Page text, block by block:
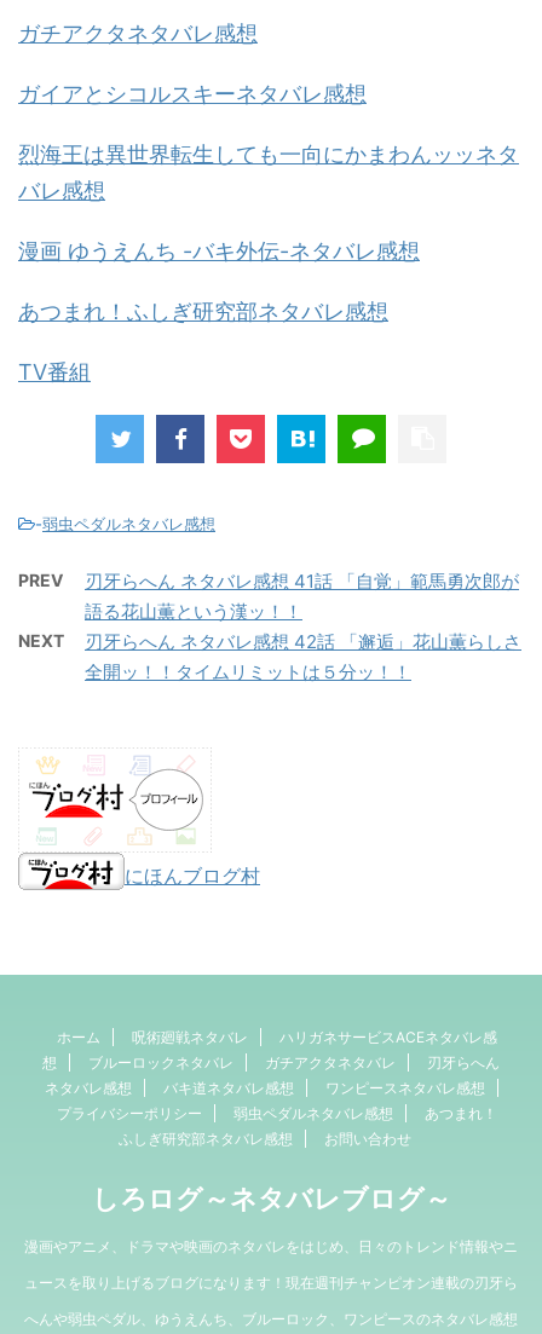
ガチアクタネタバレ感想
ガイアとシコルスキーネタバレ感想
烈海王は異世界転生しても一向にかまわんッッネタ
バレ感想
漫画 ゆうえんち -バキ外伝-ネタバレ感想
あつまれ！ふしぎ研究部ネタバレ感想
TV番組
-弱虫ペダルネタバレ感想
PREV
刃牙らへん ネタバレ感想 41話 「自覚」範馬勇次郎が
語る花山薫という漢ッ！！
NEXT
刃牙らへん ネタバレ感想 42話 「邂逅」花山薫らしさ
全開ッ！！タイムリミットは５分ッ！！
にほんブログ村
ホーム 呪術廻戦ネタバレ
ハリガネサービスACEネタバレ感
想
ブルーロックネタバレ ガチアクタネタバレ
刃牙らへん
ネタバレ感想
バキ道ネタバレ感想
ワンピースネタバレ感想
プライバシーポリシー
弱虫ペダルネタバレ感想
あつまれ！
ふしぎ研究部ネタバレ感想
お問い合わせ
しろログ～ネタバレブログ～
漫画やアニメ、ドラマや映画のネタバレをはじめ、日々のトレンド情報やニ
ュースを取り上げるブログになります！現在週刊チャンピオン連載の刃牙ら
へんや弱虫ペダル、ゆうえんち、ブルーロック、ワンピースのネタバレ感想